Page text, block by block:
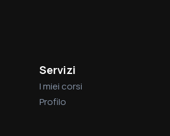
Servizi
I miei corsi
Profilo